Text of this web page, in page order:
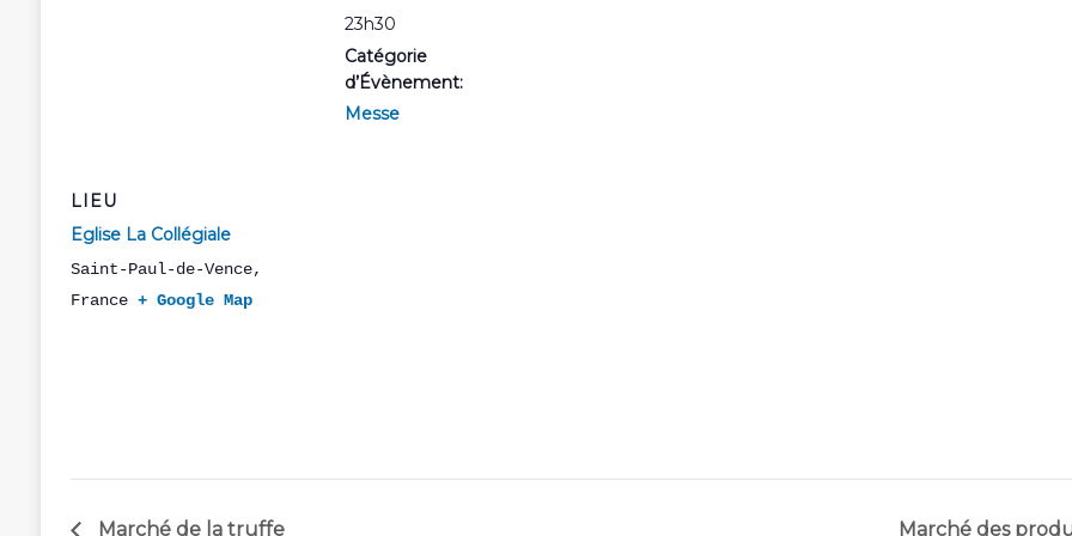
23h30
Catégorie
d’Évènement:
Messe
LIEU
Eglise La Collégiale
Saint-Paul-de-Vence,
France + Google Map
Marché de la truffe Marché des